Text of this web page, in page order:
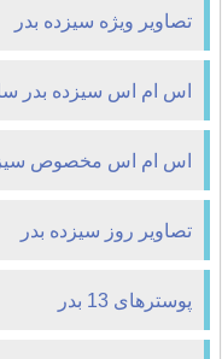
تصاویر ویژه سیزده بدر
اس ام اس سیزده بدر
اس ام اس مخصوص
تصاویر روز سیزده بدر
پوسترهای 13 بدر